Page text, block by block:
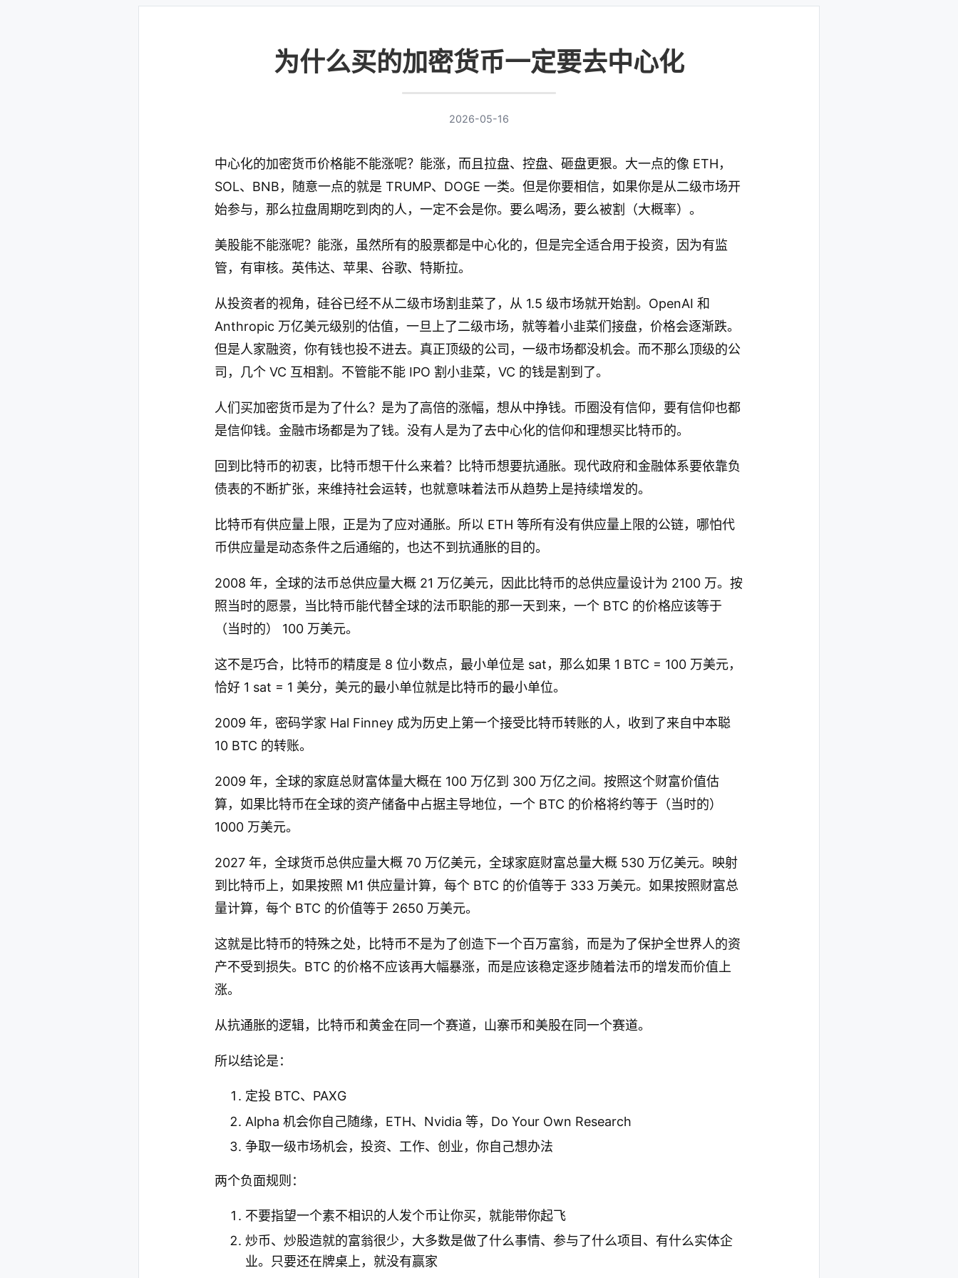
为什么买的加密货币一定要去中心化
2026-05-16
中心化的加密货币价格能不能涨呢？能涨，而且拉盘、控盘、砸盘更狠。大一点的像 ETH，
SOL、BNB，随意一点的就是 TRUMP、DOGE 一类。但是你要相信，如果你是从二级市场开
始参与，那么拉盘周期吃到肉的人，一定不会是你。要么喝汤，要么被割（大概率）。
美股能不能涨呢？能涨，虽然所有的股票都是中心化的，但是完全适合用于投资，因为有监
管，有审核。英伟达、苹果、谷歌、特斯拉。
从投资者的视角，硅谷已经不从二级市场割韭菜了，从 1.5 级市场就开始割。OpenAI 和
Anthropic 万亿美元级别的估值，一旦上了二级市场，就等着小韭菜们接盘，价格会逐渐跌。
但是人家融资，你有钱也投不进去。真正顶级的公司，一级市场都没机会。而不那么顶级的公
司，几个 VC 互相割。不管能不能 IPO 割小韭菜，VC 的钱是割到了。
人们买加密货币是为了什么？是为了高倍的涨幅，想从中挣钱。币圈没有信仰，要有信仰也都
是信仰钱。金融市场都是为了钱。没有人是为了去中心化的信仰和理想买比特币的。
回到比特币的初衷，比特币想干什么来着？比特币想要抗通胀。现代政府和金融体系要依靠负
债表的不断扩张，来维持社会运转，也就意味着法币从趋势上是持续增发的。
比特币有供应量上限，正是为了应对通胀。所以 ETH 等所有没有供应量上限的公链，哪怕代
币供应量是动态条件之后通缩的，也达不到抗通胀的目的。
2008 年，全球的法币总供应量大概 21 万亿美元，因此比特币的总供应量设计为 2100 万。按
照当时的愿景，当比特币能代替全球的法币职能的那一天到来，一个 BTC 的价格应该等于
（当时的） 100 万美元。
这不是巧合，比特币的精度是 8 位小数点，最小单位是 sat，那么如果 1 BTC = 100 万美元，
恰好 1 sat = 1 美分，美元的最小单位就是比特币的最小单位。
2009 年，密码学家 Hal Finney 成为历史上第一个接受比特币转账的人，收到了来自中本聪
10 BTC 的转账。
2009 年，全球的家庭总财富体量大概在 100 万亿到 300 万亿之间。按照这个财富价值估
算，如果比特币在全球的资产储备中占据主导地位，一个 BTC 的价格将约等于（当时的）
1000 万美元。
2027 年，全球货币总供应量大概 70 万亿美元，全球家庭财富总量大概 530 万亿美元。映射
到比特币上，如果按照 M1 供应量计算，每个 BTC 的价值等于 333 万美元。如果按照财富总
量计算，每个 BTC 的价值等于 2650 万美元。
这就是比特币的特殊之处，比特币不是为了创造下一个百万富翁，而是为了保护全世界人的资
产不受到损失。BTC 的价格不应该再大幅暴涨，而是应该稳定逐步随着法币的增发而价值上
涨。
从抗通胀的逻辑，比特币和黄金在同一个赛道，山寨币和美股在同一个赛道。
所以结论是：
定投 BTC、PAXG
Alpha 机会你自己随缘，ETH、Nvidia 等，Do Your Own Research
争取一级市场机会，投资、工作、创业，你自己想办法
两个负面规则：
不要指望一个素不相识的人发个币让你买，就能带你起飞
炒币、炒股造就的富翁很少，大多数是做了什么事情、参与了什么项目、有什么实体企
业。只要还在牌桌上，就没有赢家